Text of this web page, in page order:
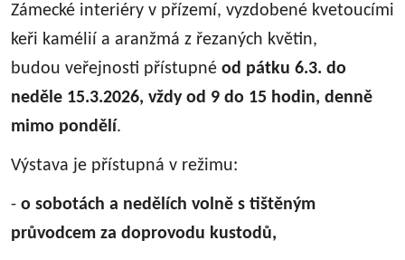
Zámecké interiéry v přízemí, vyzdobené kvetoucími
keři kamélií a aranžmá z řezaných květin,
budou veřejnosti přístupné od pátku 6.3. do
neděle 15.3.2026, vždy od 9 do 15 hodin, denně
mimo pondělí.
Výstava je přístupná v režimu:
- o sobotách a nedělích volně s tištěným
průvodcem za doprovodu kustodů,